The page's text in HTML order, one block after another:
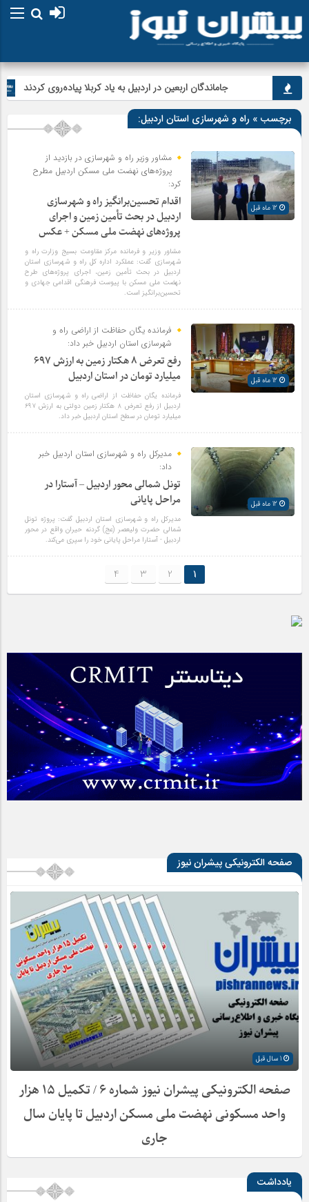
جاماندگان اربعین در اردبیل به یاد کربلا پیاده‌روی کردند
برچسب » راه و شهرسازی استان اردبیل:
مشاور وزیر راه و شهرسازی در بازدید از
پروژه‌های نهضت ملی مسکن اردبیل مطرح
کرد:
اقدام تحسین‌برانگیز راه و شهرسازی
اردبیل در بحث تأمین زمین و اجرای
پروژه‌های نهضت ملی مسکن + عکس
مشاور وزیر و فرمانده مرکز مقاومت بسیج وزارت راه و
شهرسازی گفت: عملکرد اداره کل راه و شهرسازی استان
اردبیل در بحث تأمین زمین، اجرای پروژه‌های طرح
نهضت ملی مسکن با پیوست فرهنگی اقدامی جهادی و
تحسین‌برانگیز است.
فرمانده یگان حفاظت از اراضی راه و
شهرسازی استان اردبیل خبر داد:
رفع تعرض ۸ هکتار زمین به ارزش ۶۹۷
میلیارد تومان در استان اردبیل
فرمانده یگان حفاظت از اراضی راه و شهرسازی استان
اردبیل از رفع تعرض ۸ هکتار زمین دولتی به ارزش ۶۹۷
میلیارد تومان در سطح استان اردبیل خبر داد.
مدیرکل راه و شهرسازی استان اردبیل خبر
داد:
تونل شمالی محور اردبیل – آستارا در
مراحل پایانی
مدیرکل راه و شهرسازی استان اردبیل گفت: پروژه تونل
شمالی حضرت ولیعصر (عج) گردنه حیران واقع در محور
اردبیل - آستارا مراحل پایانی خود را سپری می‌کند.
1
2
3
4
صفحه الکترونیکی پیشران نیوز
صفحه الکترونیکی پیشران نیوز شماره ۶ / تکمیل ۱۵ هزار
واحد مسکونی نهضت ملی مسکن اردبیل تا پایان سال
جاری
یادداشت